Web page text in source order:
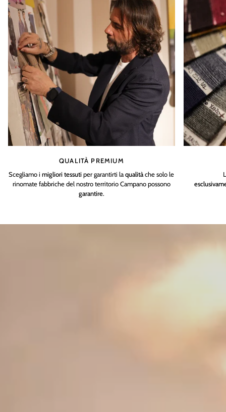
QUALITÀ PREMIUM
Scegliamo imigliori tessutiper garantirti laqualitàche solo le
rinomate fabbriche del nostro territorio Campano possono
garantire.